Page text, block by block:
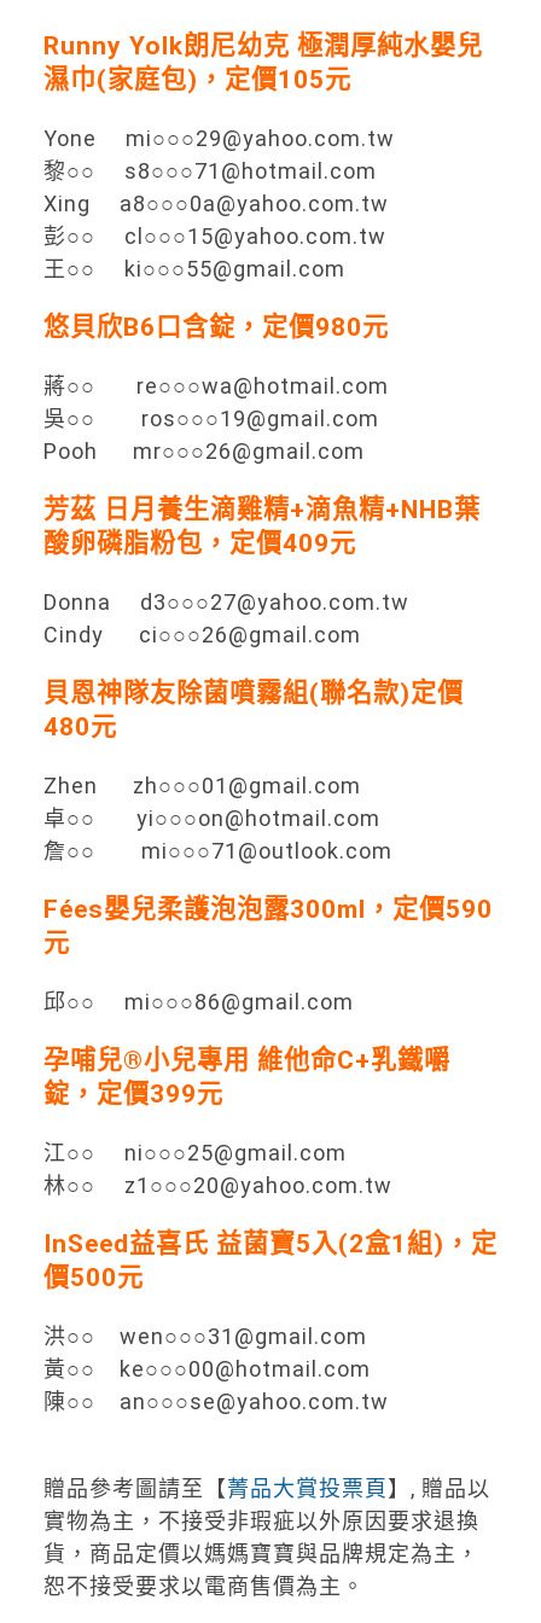
Runny Yolk朗尼幼克 極潤厚純水嬰兒
濕巾(家庭包)，定價105元
Yone mi○○○29@yahoo.com.tw
黎○○ s8○○○71@hotmail.com
Xing a8○○○0a@yahoo.com.tw
彭○○ cl○○○15@yahoo.com.tw
王○○ ki○○○55@gmail.com
悠貝欣B6口含錠，定價980元
蔣○○ re○○○wa@hotmail.com
吳○○ ros○○○19@gmail.com
Pooh mr○○○26@gmail.com
芳茲 日月養生滴雞精+滴魚精+NHB葉
酸卵磷脂粉包，定價409元
Donna d3○○○27@yahoo.com.tw
Cindy ci○○○26@gmail.com
貝恩神隊友除菌噴霧組(聯名款)定價
480元
Zhen zh○○○01@gmail.com
卓○○ yi○○○on@hotmail.com
詹○○ mi○○○71@outlook.com
Fées嬰兒柔護泡泡露300ml，定價590
元
邱○○ mi○○○86@gmail.com
孕哺兒®小兒專用 維他命C+乳鐵嚼
錠，定價399元
江○○ ni○○○25@gmail.com
林○○ z1○○○20@yahoo.com.tw
InSeed益喜氏 益菌寶5入(2盒1組)，定
價500元
洪○○ wen○○○31@gmail.com
黃○○ ke○○○00@hotmail.com
陳○○ an○○○se@yahoo.com.tw
贈品參考圖請至【菁品大賞投票頁】, 贈品以
實物為主，不接受非瑕疵以外原因要求退換
貨，商品定價以媽媽寶寶與品牌規定為主，
恕不接受要求以電商售價為主。